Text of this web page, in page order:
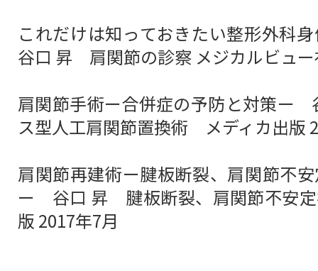
これだけは知っておきたい整形外科
谷口 昇 肩関節の診察 メジカルビュー
肩関節手術ー合併症の予防と対策
ス型人工肩関節置換術 メディカ出版
肩関節再建術ー腱板断裂、肩関節不
ー 谷口 昇 腱板断裂、肩関節不安
版 2017年7月